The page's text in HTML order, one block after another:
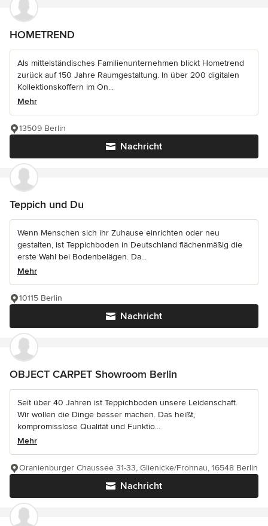
HOMETREND
Als mittelständisches Familienunternehmen blickt Hometrend
zurück auf 150 Jahre Raumgestaltung. In über 200 digitalen
Kollektionskoffern im On...
Mehr
Nachricht
13509 Berlin
Teppich und Du
Wenn Menschen sich ihr Zuhause einrichten oder neu
gestalten, ist Teppichboden in Deutschland flächenmäßig die
erste Wahl bei Bodenbelägen. Da...
Mehr
Nachricht
10115 Berlin
OBJECT CARPET Showroom Berlin
Seit über 40 Jahren ist Teppichboden unsere Leidenschaft.
Wir wollen die Dinge besser machen. Das heißt,
kompromisslose Qualität und Funktio...
Mehr
Nachricht
Oranienburger Chaussee 31-33, Glienicke/Frohnau, 16548 Berlin